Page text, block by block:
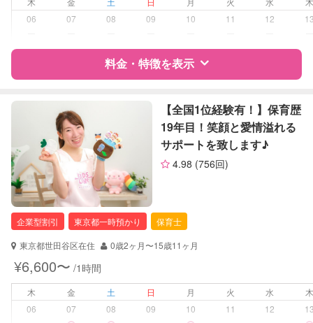
お泊まり保育
病児対応 病児、病後児、ともに可能
障がい児対応 対応可否は個別に相談
レッスン
英語レッスン
音楽レッスン
スポーツレッスン
絵・工作レッスン
その他
定期予約 可能
お子様の撮影
（定期特典）
06
07 08 09 10 11 12
料金・特徴を表示
特徴 料金
サポートの特徴
資格
企業型割引対象(旧内閣府補助対象)
自治体届出済ベビーシッター
保育士
幼稚園教諭
夜間対応
お泊まり保育
【全国1位経験有！】保育歴
19年目！笑顔と愛情溢れる
サポートを致します♪
4.98 (756回)
企業型割引 東京都一時預かり
保育士
東京都世田谷区在住
0歳2ヶ月〜15歳11ヶ月
¥6,600〜 /1時間
木 金 土 日 月 火 水
06
07 08 09 10 11 12